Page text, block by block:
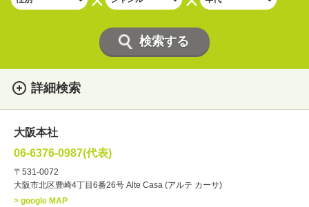
詳細検索
・性別
・ジャンル
ナレーター レポーター
大阪本社
06-6376-0987(代表)
〒531-0072
大阪市北区豊崎4丁目6番26号 Alte Casa (アルテ カーサ)
> google MAP